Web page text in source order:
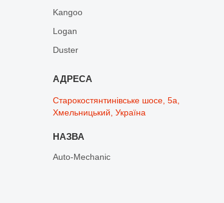
Kangoo
Logan
Duster
Старокостянтинівське шосе, 5а,
Хмельницький, Україна
Auto-Mechanic